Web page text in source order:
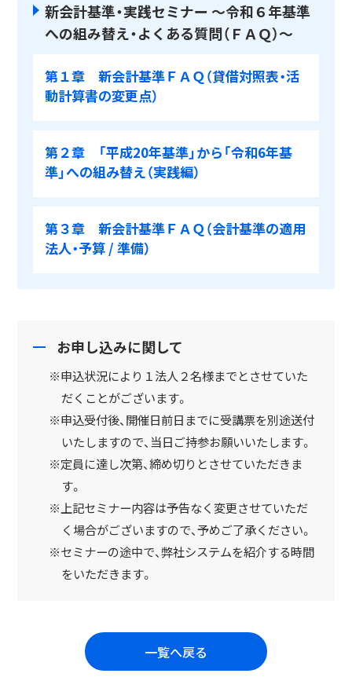
新会計基準・実践セミナー ～令和６年基準
への組み替え・よくある質問（ＦＡＱ）～
第１章 新会計基準ＦＡＱ（貸借対照表・活
動計算書の変更点）
第２章 「平成20年基準」から「令和6年基
準」への組み替え（実践編）
第３章 新会計基準ＦＡＱ（会計基準の適用
法人・予算 / 準備）
お申し込みに関して
※申込状況により１法人２名様までとさせていた
だくことがございます。
※申込受付後、開催日前日までに受講票を別途送付
いたしますので、当日ご持参お願いいたします。
※定員に達し次第、締め切りとさせていただきま
す。
※上記セミナー内容は予告なく変更させていただ
く場合がございますので、予めご了承ください。
※セミナーの途中で、弊社システムを紹介する時間
をいただきます。
一覧へ戻る